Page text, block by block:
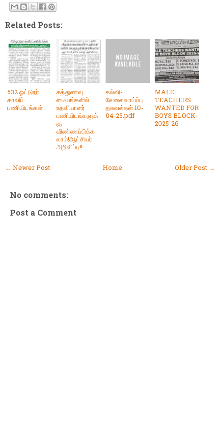
Related Posts:
532 ஓட்டுநர்
காலிப்
பணியிடங்கள்
சத்துணவு
மையங்களில்
உதவியாளர்
பணியிடங்களுக்
கு
விண்ணப்பிக்க
லாம்!ஆட்சியர்
அறிவிப்பு!!
கல்வி-
வேலைவாய்ப்பு
தகவல்கள் 10-
04-25.pdf
MALE
TEACHERS
WANTED FOR
BOYS BLOCK-
2025-26
← Newer Post Older Post →
Home
No comments:
Post a Comment